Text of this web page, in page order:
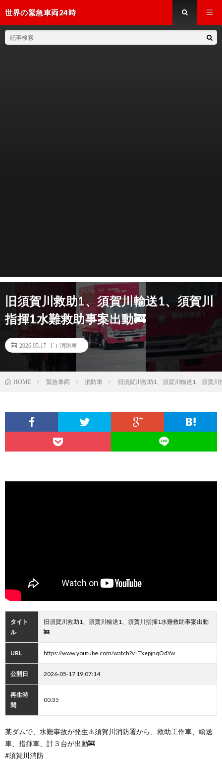
世界の緊急車両24時
旧須賀川救助1、須賀川輸送1、須賀川
指揮1水難救助事案出動🚒
2026.05.17 消防車
HOME 緊急車両 消防車 旧須賀川救助1、須賀川輸送1、須賀
タイト
ル
旧須賀川救助1、須賀川輸送1、須賀川指揮1水難救助事案出動
🚒
URL https://www.youtube.com/watch?v=TxepjnqOdYw
公開日 2026-05-17 19:07:14
再生時
間
00:35
某ダムで、水難事故が発生⚠️須賀川消防署から、救助工作車、輸送
車、指揮車、計３台が出動🚒
#須賀川消防